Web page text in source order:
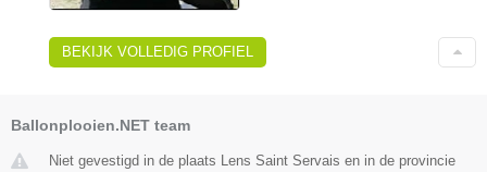
BEKIJK VOLLEDIG PROFIEL
Ballonplooien.NET team
Niet gevestigd in de plaats Lens Saint Servais en in de provincie